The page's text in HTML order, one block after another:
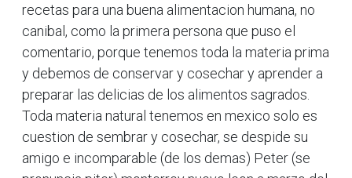
recetas para una buena alimentacion humana, no
canibal, como la primera persona que puso el
comentario, porque tenemos toda la materia prima
y debemos de conservar y cosechar y aprender a
preparar las delicias de los alimentos sagrados.
Toda materia natural tenemos en mexico solo es
cuestion de sembrar y cosechar, se despide su
amigo e incomparable (de los demas) Peter (se